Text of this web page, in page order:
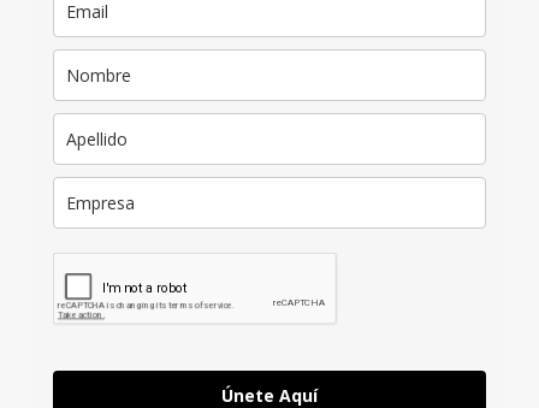
Únete Aquí